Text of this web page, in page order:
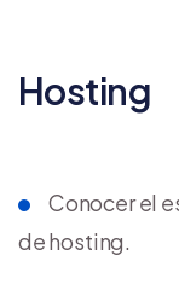
Hosting
Conocer el
de hosting.